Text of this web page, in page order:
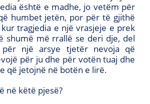
është e madhe, jo vetëm për
humbet jetën, por për të gjithë
tragjedia e një vrasjeje e prek
shumë më rrallë se deri dje, del
një arsye tjetër nevoja që
për ju dhe për votën tuaj dhe
që jetojnë në botën e lirë.
në këtë pjesë?